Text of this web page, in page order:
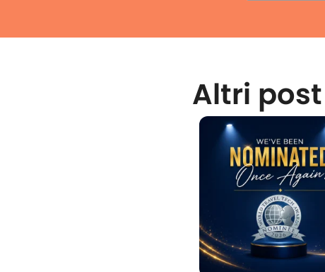
Altri post